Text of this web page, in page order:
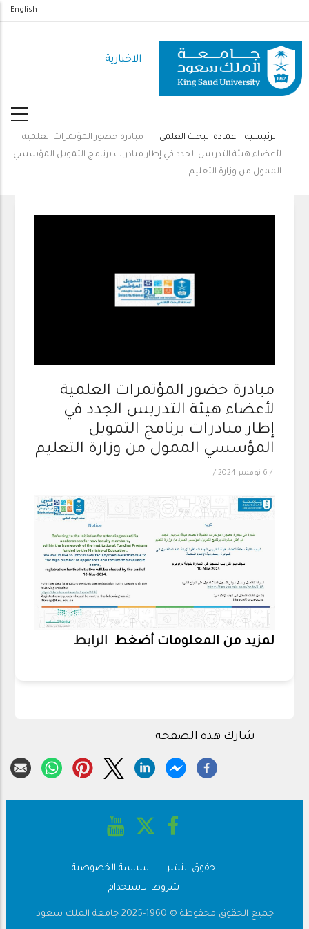
المحتوى
الرئيسي
English
الاخبارية
مسار
التنقل
الرئيسية عمادة البحث العلمي
مبادرة حضور المؤتمرات العلمية
لأعضاء هيئة التدريس الجدد في إطار مبادرات برنامج التمويل المؤسسي
الممول من وزارة التعليم
مبادرة حضور المؤتمرات العلمية
لأعضاء هيئة التدريس الجدد في
إطار مبادرات برنامج التمويل
المؤسسي الممول من وزارة التعليم
/ 6 نوفمبر 2024 /
لمزيد من المعلومات أضغط الرابط
شارك هذه الصفحة
حقوق النشر
سياسة الخصوصية
شروط الاستخدام
جميع الحقوق محفوظة © 1960-2025 جامعة الملك سعود